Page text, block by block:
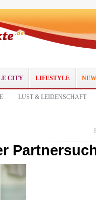
LUST & LEIDENSCHAFT
CITY LIFESTYLE